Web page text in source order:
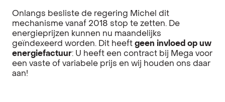
Onlangs besliste de regering Michel dit
mechanisme vanaf 2018 stop te zetten. De
energieprijzen kunnen nu maandelijks
geïndexeerd worden. Dit heeft geen invloed op uw
energiefactuur: U heeft een contract bij Mega voor
een vaste of variabele prijs en wij houden ons daar
aan!